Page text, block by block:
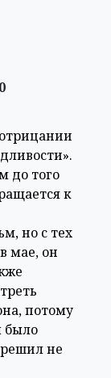
до того
к
но с тех
мае, он
потому
было
не